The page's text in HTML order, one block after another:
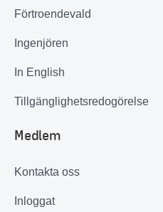
Förtroendevald
Ingenjören
In English
Tillgänglighetsredogörelse
Medlem
Kontakta oss
Inloggat